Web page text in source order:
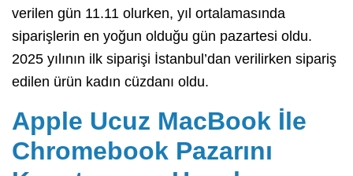
verilen gün 11.11 olurken, yıl ortalamasında
siparişlerin en yoğun olduğu gün pazartesi oldu.
2025 yılının ilk siparişi İstanbul’dan verilirken sipariş
edilen ürün kadın cüzdanı oldu.
Apple Ucuz MacBook İle
Chromebook Pazarını